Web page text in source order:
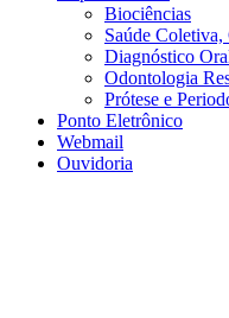
Biociências
Saúde
Diagnóstico
Odontologia
Prótese e
Ponto Eletrônico
Webmail
Ouvidoria